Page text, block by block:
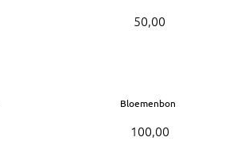
50,00
Bloemenbon
100,00